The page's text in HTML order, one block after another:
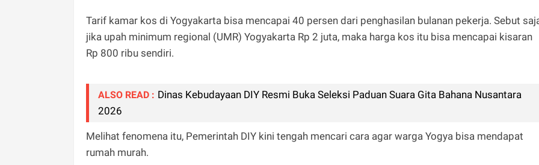
Tarif kamar kos di Yogyakarta bisa mencapai 40 persen dari penghasilan bulanan pekerja. Sebut
jika upah minimum regional (UMR) Yogyakarta Rp 2 juta, maka harga kos itu bisa mencapai kisaran
Rp 800 ribu sendiri.
ALSO READ : Dinas Kebudayaan DIY Resmi Buka Seleksi Paduan Suara Gita Bahana Nusantara
2026
Melihat fenomena itu, Pemerintah DIY kini tengah mencari cara agar warga Yogya bisa mendapat
rumah murah.